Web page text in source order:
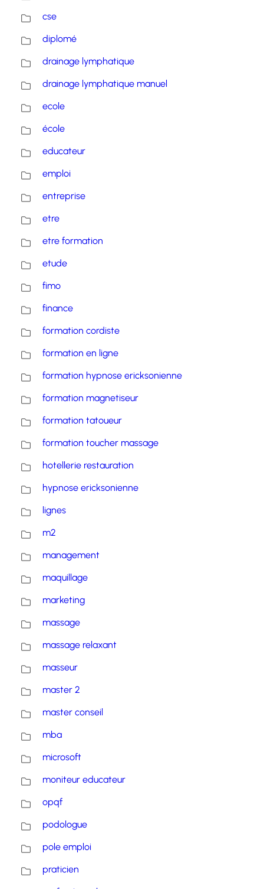
cse
diplomé
drainage lymphatique
drainage lymphatique manuel
ecole
école
educateur
emploi
entreprise
etre
etre formation
etude
fimo
finance
formation cordiste
formation en ligne
formation hypnose ericksonienne
formation magnetiseur
formation tatoueur
formation toucher massage
hotellerie restauration
hypnose ericksonienne
lignes
m2
management
maquillage
marketing
massage
massage relaxant
masseur
master 2
master conseil
mba
microsoft
moniteur educateur
opqf
podologue
pole emploi
praticien